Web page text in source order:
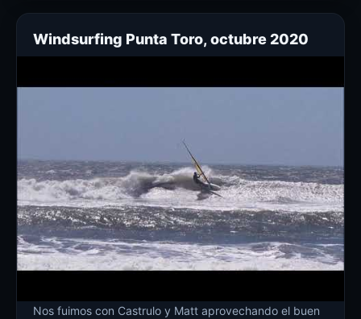
mi Flightsails THE ZORRO 4.8 y mi tabla de 85 […]
Windsurfing Punta Toro, octubre 2020
Nos fuimos con Castrulo y Matt aprovechando el buen